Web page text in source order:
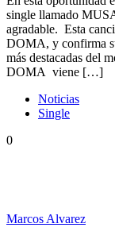
single llamado
agradable. Esta
DOMA, y confirma
más destacadas del
DOMA viene […]
Noticias
Single
0
Marcos Alvarez